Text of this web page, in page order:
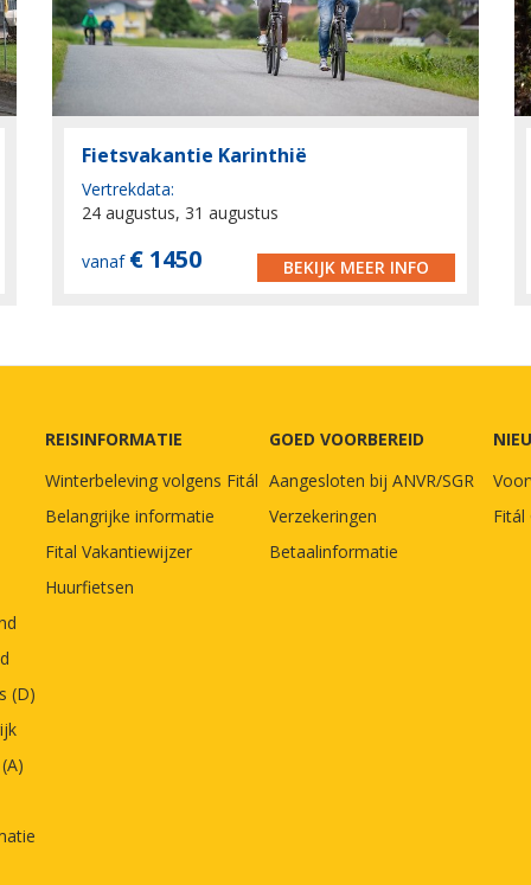
Fietsvakantie Karinthië
Vertrekdata:
24 augustus, 31 augustus
vanaf € 1450 BEKIJK MEER INFO
(D)
REISINFORMATIE
Winterbeleving volgens Fitál
Belangrijke informatie
Fital Vakantiewijzer
Huurfietsen
GOED VOORBEREID
Aangesloten bij ANVR/SGR
Verzekeringen
Betaalinformatie
Fitál